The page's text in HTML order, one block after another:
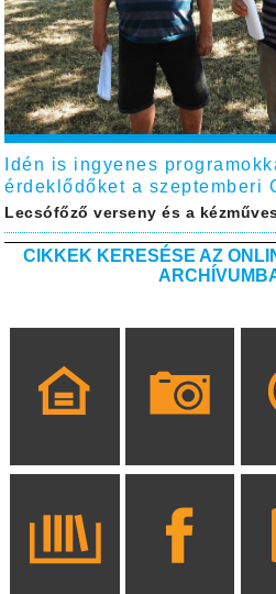
Idén is ingyenes
érdeklődőket a szeptemberi
Lecsófőző verseny és a
CIKKEK KERESÉSE AZ